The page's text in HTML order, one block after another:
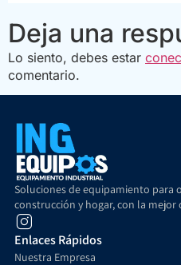
Deja una
Lo siento, debes estar
comentario.
Soluciones de equipamiento para
construcción y hogar, con la
Enlaces Rápidos
Nuestra Empresa